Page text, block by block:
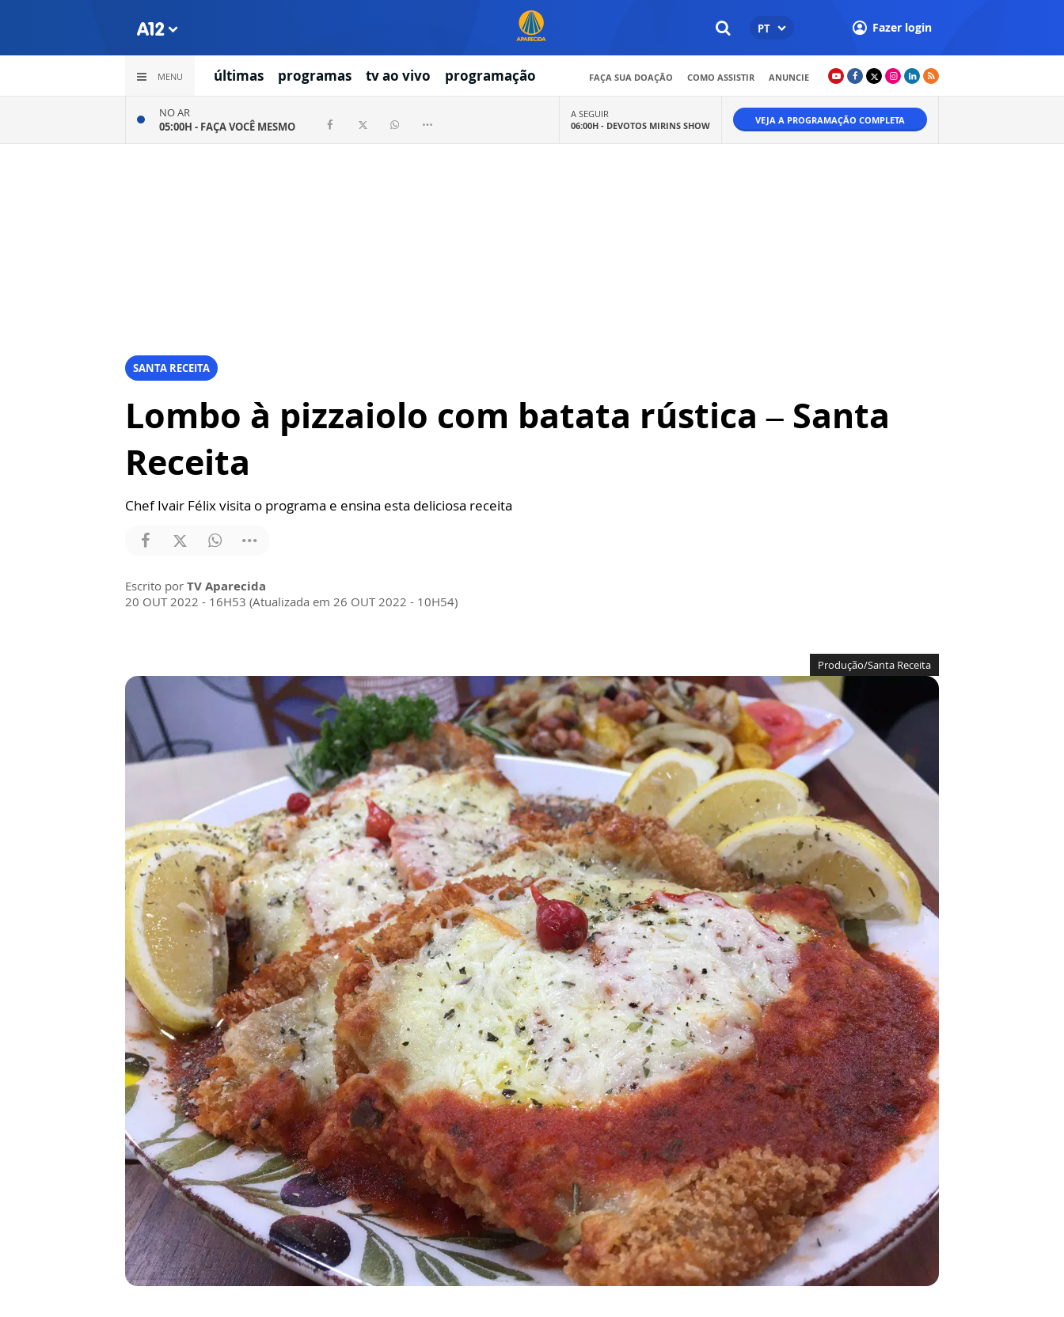
PT Fazer login
MENU últimas programas tv ao vivo programação FAÇA SUA DOAÇÃO COMO ASSISTIR ANUNCIE
NO AR
05:00H - FAÇA VOCÊ MESMO
A SEGUIR
06:00H - DEVOTOS MIRINS SHOW VEJA A PROGRAMAÇÃO COMPLETA
SANTA RECEITA
Lombo à pizzaiolo com batata rústica – Santa
Receita
Chef Ivair Félix visita o programa e ensina esta deliciosa receita
Escrito por TV Aparecida
20 OUT 2022 - 16H53 (Atualizada em 26 OUT 2022 - 10H54)
Produção/Santa Receita